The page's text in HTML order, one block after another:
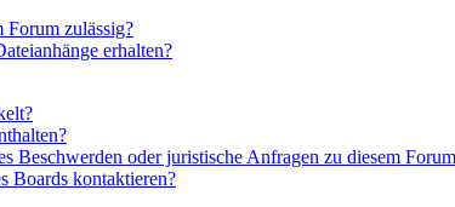
Forum zulässig?
erhalten?
Beschwerden oder juristische Anfragen zu diesem
Boards kontaktieren?